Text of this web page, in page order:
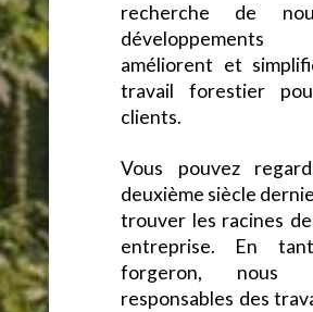
recherche de
améliorent et
travail forestier
clients.
Vous pouvez
deuxième siècle
trouver les racines
entreprise. En
forgeron, nous
responsables des